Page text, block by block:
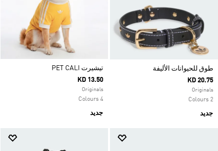
طوق للحيوانات الأليفة
KD 20.75
Originals
2 Colours
جديد
تيشيرت PET CALI
KD 13.50
Originals
4 Colours
جديد